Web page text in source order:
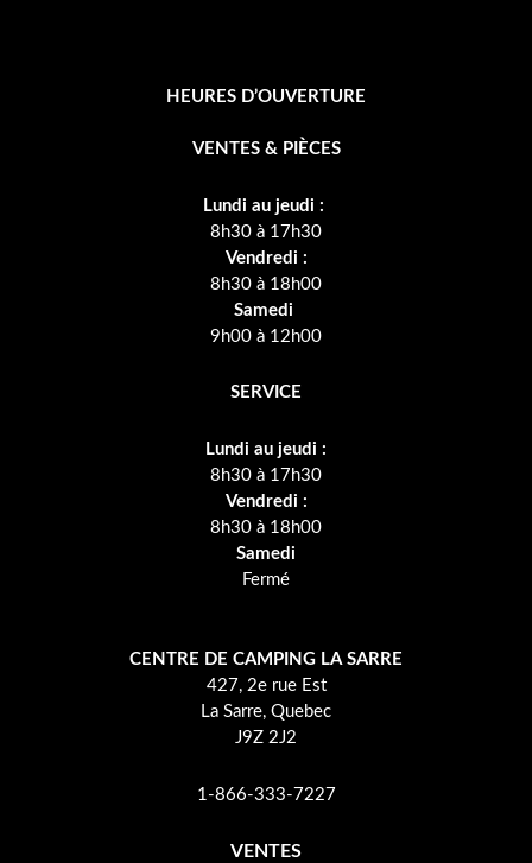
HEURES D’OUVERTURE
VENTES & PIÈCES
Lundi au jeudi :
8h30 à 17h30
Vendredi :
8h30 à 18h00
Samedi
9h00 à 12h00
SERVICE
Lundi au jeudi :
8h30 à 17h30
Vendredi :
8h30 à 18h00
Samedi
Fermé
CENTRE DE CAMPING LA SARRE
427, 2e rue Est
La Sarre, Quebec
J9Z 2J2
1-866-333-7227
VENTES